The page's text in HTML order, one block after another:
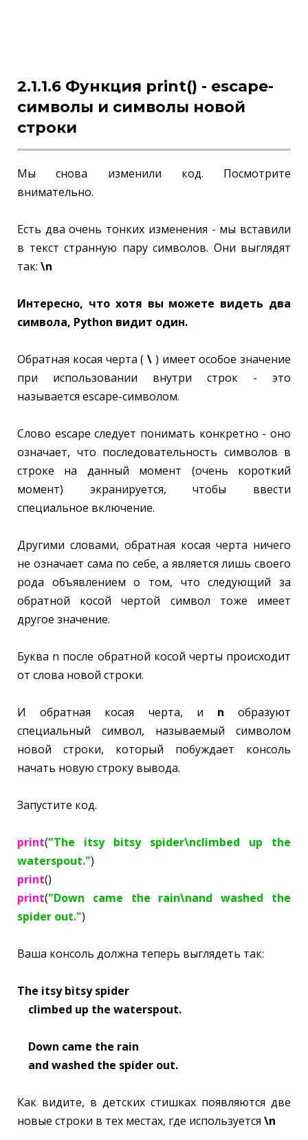
2.1.1.6 Функция print() - escape-
символы и символы новой
строки
Мы снова изменили код. Посмотрите
внимательно.
Есть два очень тонких изменения - мы вставили
в текст странную пару символов. Они выглядят
так: \n
Интересно, что хотя вы можете видеть два
символа, Python видит один.
Обратная косая черта ( \ ) имеет особое значение
при использовании внутри строк - это
называется escape-символом.
Слово escape следует понимать конкретно - оно
означает, что последовательность символов в
строке на данный момент (очень короткий
момент) экранируется, чтобы ввести
специальное включение.
Другими словами, обратная косая черта ничего
не означает сама по себе, а является лишь своего
рода объявлением о том, что следующий за
обратной косой чертой символ тоже имеет
другое значение.
Буква n после обратной косой черты происходит
от слова новой строки.
И обратная косая черта, и n образуют
специальный символ, называемый символом
новой строки, который побуждает консоль
начать новую строку вывода.
Запустите код.
print("The itsy bitsy spider\nclimbed up the
waterspout.")
print()
print("Down came the rain\nand washed the
spider out.")
Ваша консоль должна теперь выглядеть так:
The itsy bitsy spider
climbed up the waterspout.
Down came the rain
and washed the spider out.
Как видите, в детских стишках появляются две
новые строки в тех местах, где используется \n